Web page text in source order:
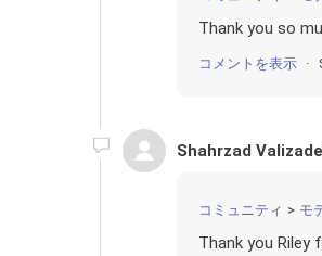
Thank you so
コメントを表示
Shahrzad
コミュニティ モ
Thank you Riley